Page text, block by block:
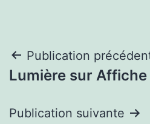
Navigation
de
l’article
Publication
Lumière sur
Publication suivante